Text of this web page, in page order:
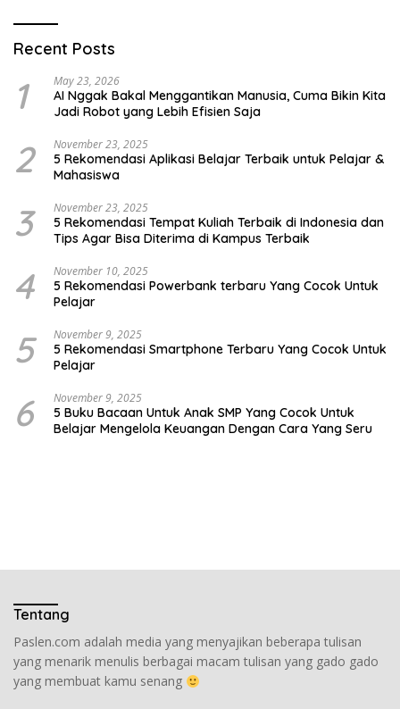
Recent Posts
1 May 23, 2026
AI Nggak Bakal Menggantikan Manusia, Cuma Bikin Kita
Jadi Robot yang Lebih Efisien Saja
2 November 23, 2025
5 Rekomendasi Aplikasi Belajar Terbaik untuk Pelajar &
Mahasiswa
3 November 23, 2025
5 Rekomendasi Tempat Kuliah Terbaik di Indonesia dan
Tips Agar Bisa Diterima di Kampus Terbaik
4 November 10, 2025
5 Rekomendasi Powerbank terbaru Yang Cocok Untuk
Pelajar
5 November 9, 2025
5 Rekomendasi Smartphone Terbaru Yang Cocok Untuk
Pelajar
6 November 9, 2025
5 Buku Bacaan Untuk Anak SMP Yang Cocok Untuk
Belajar Mengelola Keuangan Dengan Cara Yang Seru
Tentang
Paslen.com adalah media yang menyajikan beberapa tulisan
yang menarik menulis berbagai macam tulisan yang gado gado
yang membuat kamu senang